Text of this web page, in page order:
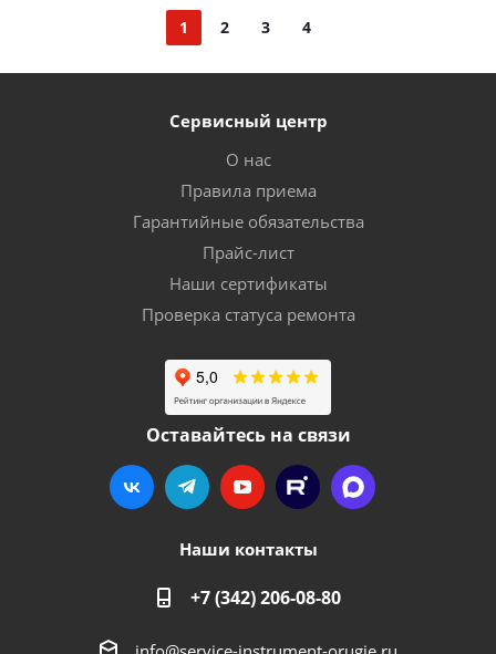
1 2 3 4
Сервисный центр
О нас
Правила приема
Гарантийные обязательства
Прайс-лист
Наши сертификаты
Проверка статуса ремонта
Оставайтесь на связи
Наши контакты
+7 (342) 206-08-80